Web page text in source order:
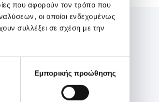
που αφορούν τον τρόπο που
οι οποίοι ενδεχομένως
συλλέξει σε σχέση με την
Εμπορικής προώθησης